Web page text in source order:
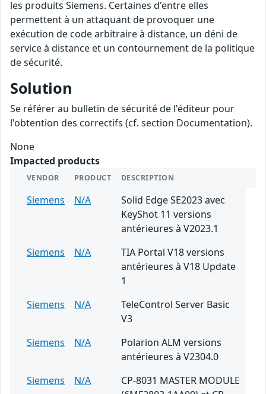
les produits Siemens. Certaines d'entre elles
permettent à un attaquant de provoquer une
exécution de code arbitraire à distance, un déni de
service à distance et un contournement de la politique
de sécurité.
Solution
Se référer au bulletin de sécurité de l'éditeur pour
l'obtention des correctifs (cf. section Documentation).
None
Impacted products
VENDOR PRODUCT DESCRIPTION
Siemens N/A
Solid Edge SE2023 avec
KeyShot 11 versions
antérieures à V2023.1
Siemens
N/A
TIA Portal V18 versions
antérieures à V18 Update
1
Siemens
N/A
TeleControl Server Basic
V3
Siemens
N/A
Polarion ALM versions
antérieures à V2304.0
Siemens
N/A
CP-8031 MASTER MODULE